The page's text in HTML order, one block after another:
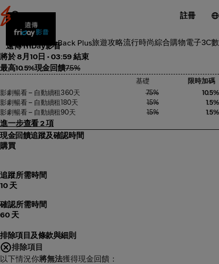
註冊
ShopBack Plus旅遊攻略流行時尚綜合購物電子3C
工具服務
遠傳 friDay影音
將於 8月10日 • 03:59 結束
最高10.5%現金回饋7.5%
基礎
限時加碼
影劇暢看 – 自動續租360天
7.5%
10.5%
影劇暢看 – 自動續租180天
1.5%
1.5%
影劇暢看 – 自動續租90天
1.5% 1.5%
進一步查看 2 項
現金回饋追蹤及確認時間
購買
追蹤所需時間
10 天
確認所需時間
60 天
排除項目及條款與細則
排除項目
以下情況你將無法獲得現金回饋：